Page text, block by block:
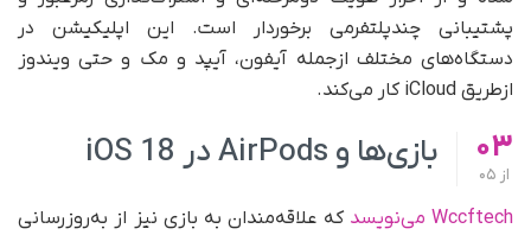
پشتیبانی چندپلتفرمی برخوردار است. این اپلیکیشن در
دستگاه‌های مختلف ازجمله آیفون، آیپد و مک و حتی ویندوز
ازطریق iCloud کار می‌کند.
03
از
بازی‌ها و
Wccftech می‌نویسد
که علاقه‌مندان به بازی نیز از به‌روزرسانی